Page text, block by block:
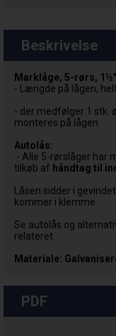
Beskrivelse
Marklåge, 5-rørs,
- Længde på lågen,
- der medfølger 1 stk.
monteres på lågen
Autolås:
- Alle 5-rørslåger har
tilkøb af håndtag til
Låsen sidder i
kommer i klemme.
Se autolås og
relateret.
Materiale:
PDF